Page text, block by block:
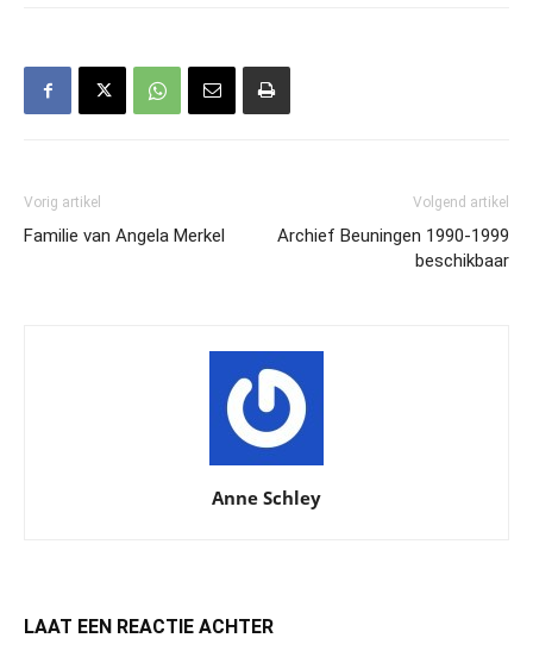
Vorig artikel
Familie van Angela Merkel
Volgend artikel
Archief Beuningen 1990-1999
beschikbaar
Anne Schley
LAAT EEN REACTIE ACHTER